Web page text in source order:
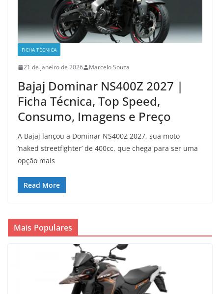
FICHA TÉCNICA
21 de janeiro de 2026 Marcelo Souza
Bajaj Dominar NS400Z 2027 |
Ficha Técnica, Top Speed,
Consumo, Imagens e Preço
A Bajaj lançou a Dominar NS400Z 2027, sua moto
‘naked streetfighter’ de 400cc, que chega para ser uma
opção mais
Read More
Mais Populares